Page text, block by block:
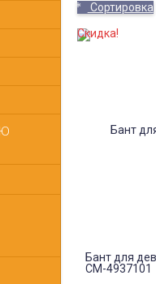
Сортировка
Бант для
СМ-4937101
Скидка!